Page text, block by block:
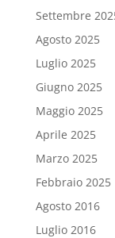
Settembre
Agosto 2025
Luglio 2025
Giugno 2025
Maggio 2025
Aprile 2025
Marzo 2025
Febbraio 2025
Agosto 2016
Luglio 2016